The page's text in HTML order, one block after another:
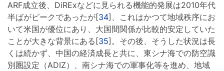
ARF成立後、DiRExなどに見られる機能的発展は2010年代
半ばがピークであったが[34]、これはかつて地域秩序にお
いて米国が優位にあり、大国間関係が比較的安定していた
ことが大きな背景にある[35]。その後、そうした状況は長
くは続かず、中国の経済成長と共に、東シナ海での防空識
別圏設定（ADIZ）、南シナ海での軍事化等を進め、地域